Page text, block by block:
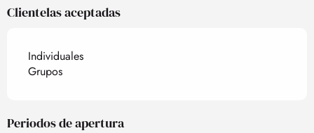
Clientelas aceptadas
Individuales
Grupos
Periodos de apertura